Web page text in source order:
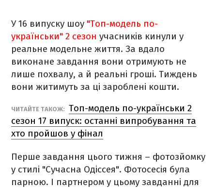
У 16 випуску шоу "Топ-модель по-
українськи" 2 сезон учасників кинули у
реальне модельне життя. За вдало
виконане завдання вони отримують не
лише похвалу, а й реальні гроші. Тиждень
вони житимуть за ці зароблені кошти.
ЧИТАЙТЕ ТАКОЖ: Топ-модель по-українськи 2
сезон 17 випуск: останні випробування та
хто пройшов у фінал
Перше завдання цього тижня – фотозйомку
у стилі "Сучасна Одіссея". Фотосесія була
парною. І партнером у цьому завданні для